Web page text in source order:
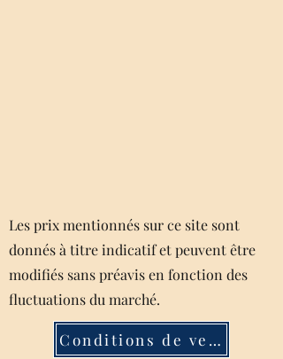
Les prix mentionnés sur ce site sont
donnés à titre indicatif et peuvent être
modifiés sans préavis en fonction des
fluctuations du marché.
Conditions de ventes